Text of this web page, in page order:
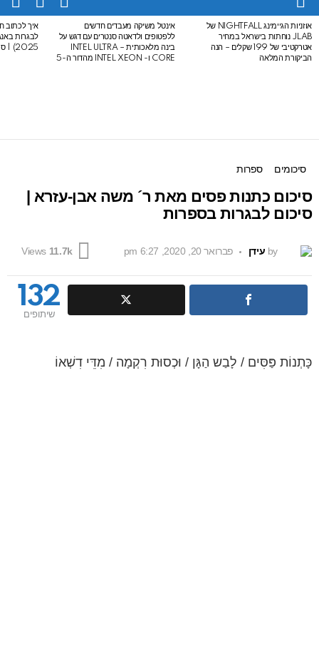
Menu
SKIN
LATEST
STORIES
אוזניות הגיימינג NIGHTFALL של
JLAB נוחתות בישראל במחיר
אטרקטיבי של 199 שקלים – הנה
הביקורת המלאה
אינטל משיקה מעבדים חדשים
ללפטופים ולדאטה סנטרים עם דגש על
בינה מלאכותית – INTEL ULTRA
CORE ו- INTEL XEON מהדור ה-5
איך לכתוב
2025) | סיכום לבגרות באנגלית
סיכומים ספרות
סיכום כתנות פסים מאת ר´ משה אבן-עזרא |
סיכום לבגרות בספרות
by עידן פברואר 20, 2020, 6:27 pm 11.7k
Views
132
שיתופים
כָּתְנוֹת פַּסִּים / לָבַש הַגָּן / וּכְסוּת רִקְמָה / מִדֵּי דִשְׁאוֹ